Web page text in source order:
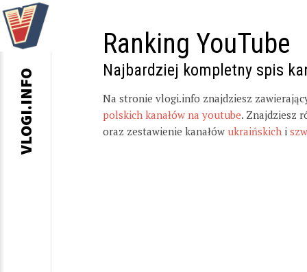
Ranking YouTube
Najbardziej kompletny spis
Na stronie vlogi.info znajdziesz
polskich kanałów na youtube. Znajdziesz
oraz zestawienie kanałów ukraińskich i
VLOGI.INFO